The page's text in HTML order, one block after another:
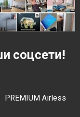
соцсети!
PREMIUM Airless